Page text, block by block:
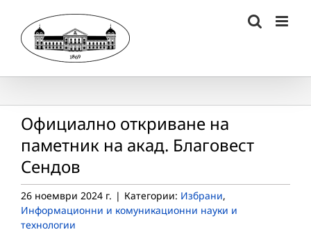
content
Официално откриване на
паметник на акад. Благовест
Сендов
26 ноември 2024 г. | Категории: Избрани,
Информационни и комуникационни науки и
технологии